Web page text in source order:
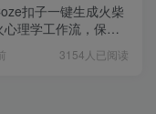
扣子一键生成火柴
心理学工作流，保姆
3154人已阅读